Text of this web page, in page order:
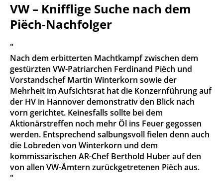
VW – Knifflige Suche nach dem
Piëch-Nachfolger
"
Nach dem erbitterten Machtkampf zwischen dem
gestürzten VW-Patriarchen Ferdinand Piëch und
Vorstandschef Martin Winterkorn sowie der
Mehrheit im Aufsichtsrat hat die Konzernführung auf
der HV in Hannover demonstrativ den Blick nach
vorn gerichtet. Keinesfalls sollte bei dem
Aktionärstreffen noch mehr Öl ins Feuer gegossen
werden. Entsprechend salbungsvoll fielen denn auch
die Lobreden von Winterkorn und dem
kommissarischen AR-Chef Berthold Huber auf den
von allen VW-Ämtern zurückgetretenen Piëch aus.
"